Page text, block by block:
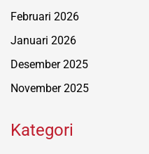
Februari 2026
Januari 2026
Desember 2025
November 2025
Kategori